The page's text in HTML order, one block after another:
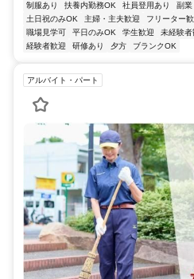
制服あり 扶養内勤務OK 社員登用あり 副業
土日祝のみOK
主婦・主夫歓迎 フリーター
職場見学可
平日のみOK 学生歓迎 未経験者
経験者歓迎
研修あり 夕方 ブランクOK
アルバイト・パート